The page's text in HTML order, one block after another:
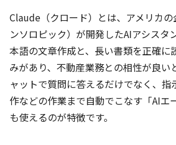
Claude（クロード）とは、アメリカ
ンソロピック）が開発したAIアシスタ
本語の文章作成と、長い書類を正確に
みがあり、不動産業務との相性が良い
ャットで質問に答えるだけでなく、
作などの作業まで自動でこなす「AIエ
も使えるのが特徴です。